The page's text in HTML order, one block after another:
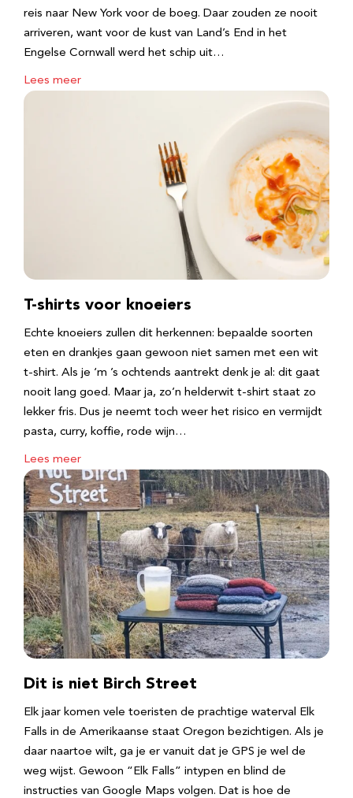
reis naar New York voor de boeg. Daar zouden ze nooit
arriveren, want voor de kust van Land’s End in het
Engelse Cornwall werd het schip uit…
Lees meer
T-shirts voor knoeiers
Echte knoeiers zullen dit herkennen: bepaalde soorten
eten en drankjes gaan gewoon niet samen met een wit
t-shirt. Als je ‘m ’s ochtends aantrekt denk je al: dit gaat
nooit lang goed. Maar ja, zo’n helderwit t-shirt staat zo
lekker fris. Dus je neemt toch weer het risico en vermijdt
pasta, curry, koffie, rode wijn…
Lees meer
Dit is niet Birch Street
Elk jaar komen vele toeristen de prachtige waterval Elk
Falls in de Amerikaanse staat Oregon bezichtigen. Als je
daar naartoe wilt, ga je er vanuit dat je GPS je wel de
weg wijst. Gewoon “Elk Falls” intypen en blind de
instructies van Google Maps volgen. Dat is hoe de